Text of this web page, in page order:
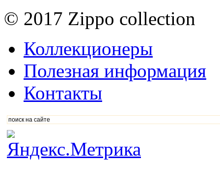
© 2017 Zippo collection
Коллекционеры
Полезная информация
Контакты